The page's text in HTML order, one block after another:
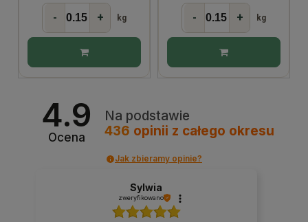
- + kg - + kg
4.9
Ocena
Na podstawie
436 opinii z całego okresu
Jak zbieramy opinie?
Sylwia
zweryfikowano